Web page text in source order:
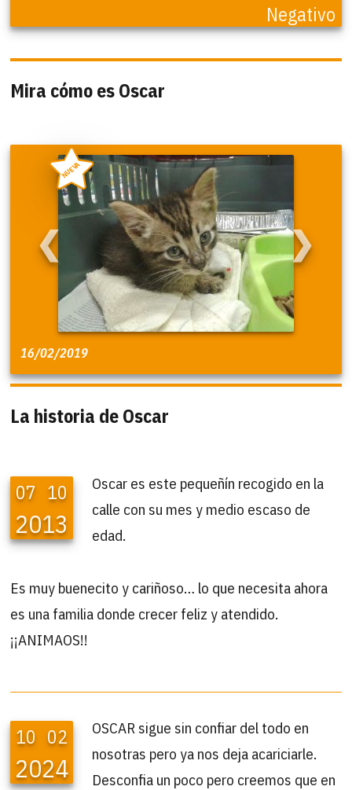
Negativo
Mira cómo es Oscar
❮ ❯
NUEVA
16/02/2019
La historia de Oscar
07 10
2013
Oscar es este pequeñín recogido en la
calle con su mes y medio escaso de
edad.
Es muy buenecito y cariñoso… lo que necesita ahora
es una familia donde crecer feliz y atendido.
¡¡ANIMAOS!!
10 02
2024
OSCAR sigue sin confiar del todo en
nosotras pero ya nos deja acariciarle.
Desconfia un poco pero creemos que en